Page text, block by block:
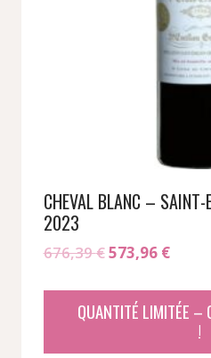
CHEVAL BLANC –
2023
676,39€Le
initial
était :
573,96 €Le
actuel
est :
QUANTITÉ LIMITÉE –
!